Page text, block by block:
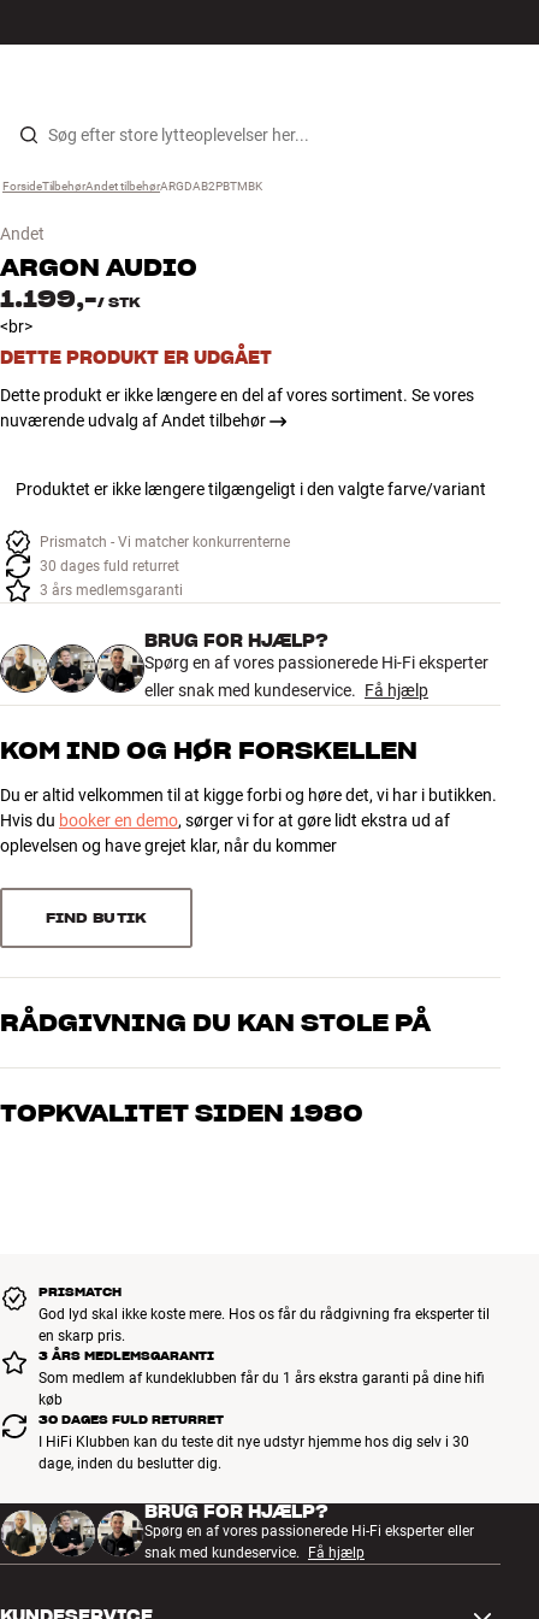
Gå til indhold
Højtaler
Høretelefoner
Kabler
Tilbehør
MÆRKER
NYHEDER
TILBUD
Kundeservice
Log ind
Kundeservice
Forside ›
Tilbehør ›
Andet tilbehør ›
ARGDAB2PBTMBK
Andet
ARGON AUDIO
1.199,-/ STK
<br>
DETTE PRODUKT ER UDGÅET
Dette produkt er ikke længere en del af vores sortiment. Se vores
nuværende udvalg af Andet tilbehør
Produktet er ikke længere tilgængeligt i den valgte farve/variant
Prismatch - Vi matcher konkurrenterne
30 dages fuld returret
3 års medlemsgaranti
BRUG FOR HJÆLP?
Spørg en af vores passionerede Hi-Fi eksperter
eller snak med kundeservice. Få hjælp
KOM IND OG HØR FORSKELLEN
Du er altid velkommen til at kigge forbi og høre det, vi har i butikken.
Hvis du booker en demo, sørger vi for at gøre lidt ekstra ud af
oplevelsen og have grejet klar, når du kommer
FIND BUTIK
RÅDGIVNING DU KAN STOLE PÅ
Vores medarbejdere er ægte entusiaster, som kender produkterne
os, hvad du drømmer om – så finder vi den løsning, der passer
TOPKVALITET SIDEN 1980
PRISMATCH
God lyd skal ikke koste mere. Hos os får du rådgivning fra eksperter til
en skarp pris.
3 ÅRS MEDLEMSGARANTI
Som medlem af kundeklubben får du 1 års ekstra garanti på dine hifi
køb
30 DAGES FULD RETURRET
I HiFi Klubben kan du teste dit nye udstyr hjemme hos dig selv i 30
dage, inden du beslutter dig.
BRUG FOR HJÆLP?
Spørg en af vores passionerede Hi-Fi eksperter eller
snak med kundeservice.
Få hjælp